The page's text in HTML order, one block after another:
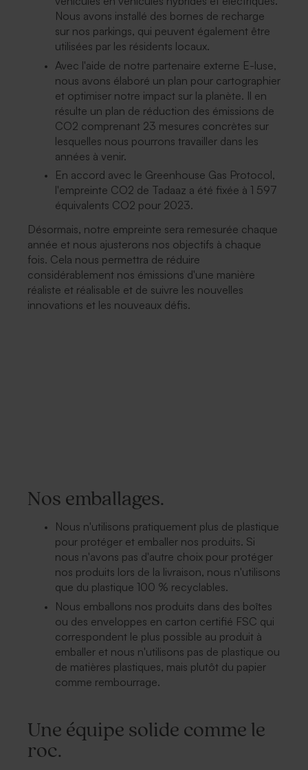
Nous avons installé des bornes de recharge
sur nos parkings, qui peuvent également être
utilisées par les résidents locaux.
Avec l'aide de notre partenaire externe E-luse,
nous avons élaboré un plan pour cartographier
et optimiser notre impact sur la planète. Il en
résulte un plan de réduction des émissions de
CO2 comprenant 23 mesures concrètes sur
lesquelles nous pourrons travailler dans les
années à venir.
En accord avec le Greenhouse Gas Protocol,
l'empreinte CO2 de Tadaaz a été fixée à 1 597
équivalents CO2 pour 2023.
Désormais, notre empreinte sera remesurée chaque
année et nous ajusterons nos objectifs à chaque
fois. Cela nous permettra de réduire
considérablement nos émissions d'une manière
réaliste et réalisable et de suivre les nouvelles
innovations et les nouveaux défis.
Nos emballages.
Nous n'utilisons pratiquement plus de plastique
pour protéger et emballer nos produits. Si
nous n'avons pas d'autre choix pour protéger
nos produits lors de la livraison, nous n'utilisons
que du plastique 100 % recyclables.
Nous emballons nos produits dans des boîtes
ou des enveloppes en carton certifié FSC qui
correspondent le plus possible au produit à
emballer et nous n'utilisons pas de plastique ou
de matières plastiques, mais plutôt du papier
comme rembourrage.
Une équipe solide comme le
roc.